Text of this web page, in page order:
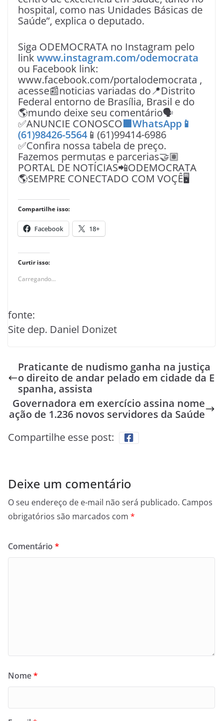
hospital, como nas Unidades Básicas de
Saúde”, explica o deputado.
Siga ODEMOCRATA no Instagram pelo
link www.instagram.com/odemocrata
ou Facebook link:
www.facebook.com/portalodemocrata ,
acesse📰noticias variadas do📍Distrito
Federal entorno de Brasília, Brasil e do
🌎mundo deixe seu comentário🗣
✅ANUNCIE CONOSCO🟩WhatsApp📱
(61)98426-5564 📱(61)99414-6986
✅Confira nossa tabela de preço.
Fazemos permutas e parcerias🤝🏽
PORTAL DE NOTÍCIAS📲ODEMOCRATA
🌎SEMPRE CONECTADO COM VOÇÊ🖥️
Compartilhe isso:
Facebook 18+
Curtir isso:
Carregando...
fonte:
Site dep. Daniel Donizet
Praticante de nudismo ganha na justiça
o direito de andar pelado em cidade da E
spanha, assista
Governadora em exercício assina nome
ação de 1.236 novos servidores da Saúde
Compartilhe esse post:
Deixe um comentário
O seu endereço de e-mail não será publicado. Campos
obrigatórios são marcados com *
Comentário *
Nome*